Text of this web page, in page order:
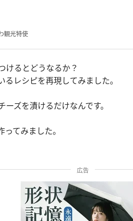
観光特使
けるとどうなるか？
レシピを再現してみました。
ズを漬けるだけなんです。
てみました。
広告